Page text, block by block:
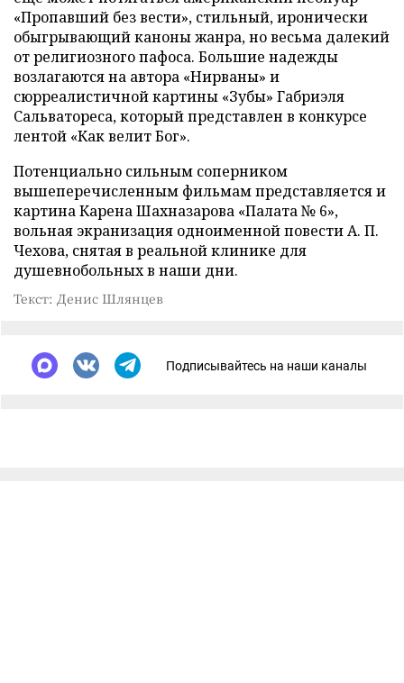
«Пропавший без вести», стильный, иронически
обыгрывающий каноны жанра, но весьма далекий
от религиозного пафоса. Большие надежды
возлагаются на автора «Нирваны» и
сюрреалистичной картины «Зубы» Габриэля
Сальватореса, который представлен в конкурсе
лентой «Как велит Бог».
Потенциально сильным соперником
вышеперечисленным фильмам представляется и
картина Карена Шахназарова «Палата № 6»,
вольная экранизация одноименной повести А. П.
Чехова, снятая в реальной клинике для
душевнобольных в наши дни.
Текст: Денис Шлянцев
Подписывайтесь на наши каналы